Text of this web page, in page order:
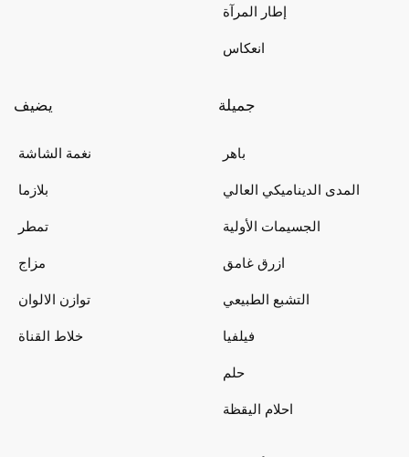
إطار المرآة
انعكاس
يضيف
نغمة الشاشة
بلازما
تمطر
مزاج
توازن الالوان
خلاط القناة
جميلة
باهر
المدى الديناميكي العالي
الجسيمات الأولية
ازرق غامق
التشبع الطبيعي
فيلفيا
حلم
احلام اليقظة